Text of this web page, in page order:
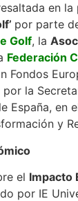
en la
por parte
Golf, la
Federación
Fondos
la
España, en
y
el Impacto
por IE